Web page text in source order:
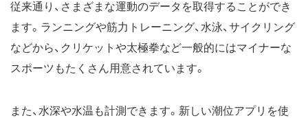
従来通り、さまざまな運動のデータを取得することができ
ます。ランニングや筋力トレーニング、水泳、サイクリング
などから、クリケットや太極拳など一般的にはマイナーな
スポーツもたくさん用意されています。
また、水深や水温も計測できます。新しい潮位アプリを使